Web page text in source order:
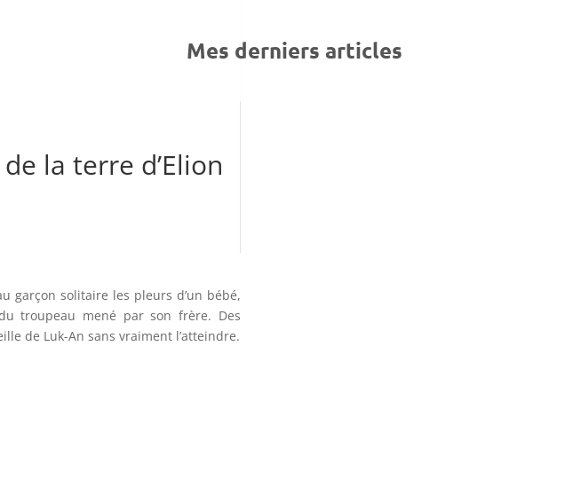
Mes derniers articles
la terre d’Elion
garçon solitaire les pleurs d’un bébé,
troupeau mené par son frère. Des
de Luk-An sans vraiment l’atteindre.